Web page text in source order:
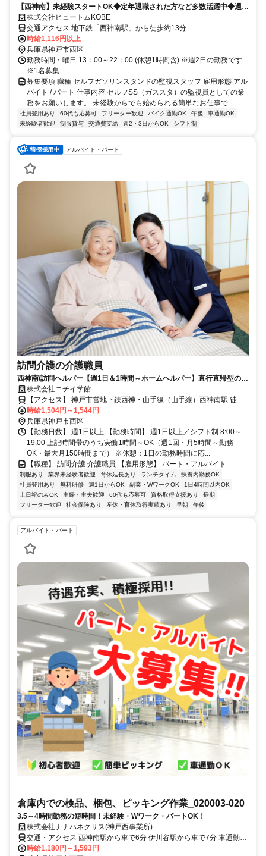
【西神南】未経験スタートOK◆定年退職された方など多数活躍中◆週2
日の勤務◆副業も◎
株式会社ヒュートムKOBE
交通アクセス 地下鉄「西神南駅」から徒歩約13分
時給1,116円以上
兵庫県神戸市西区
勤務時間・曜日 13：00～22：00 (休憩1時間含) ※週2日の勤務です
※1名募集
募集要項 職種 セルフガソリンスタンドの監視スタッフ 雇用形態 アル
バイト / パート 仕事内容 セルフSS（ガススタ）の監視員としての業
務をお願いします。 未経験からでも始められる簡単なお仕事で...
社員登用あり 60代も応募可 フリーター歓迎 バイク通勤OK 午後
車通勤OK
未経験者歓迎
制服貸与 交通費支給 週2・3日からOK シフト制
アルバイト・パート
訪問介護の介護職員
西神南/訪問ヘルパー【週1日＆1時間～ホームヘルパー】直行直帰型のお
仕事♪空いてる時間を活用して働きませんか？
株式会社ニチイ学館
【アクセス】 神戸市営地下鉄西神・山手線（山手線）西神南駅 徒歩2
分 ■住 所 兵庫県 神戸市西区 井吹台東町1-1-1西神南ｾﾝﾀｰﾋﾞﾙ3F ■アク
セス 神戸市営地下鉄西神・山手線（山手線）西神南駅 徒歩2分
時給1,504円～1,544円
兵庫県神戸市西区
【勤務日数】 週1日以上 【勤務時間】 週1日以上／シフト制 8:00～
19:00 上記時間帯のうち実働1時間～OK（週1回・月5時間～勤務
OK・最大月150時間まで） ※休憩：1日の勤務時間に応...
【職種】 訪問介護 介護職員 【雇用形態】 パート・アルバイト
制服あり 業界未経験者歓迎 育休延長あり ランチタイム
扶養内勤務OK
社員登用あり
無料研修 週1日からOK 副業・WワークOK
1日4時間以内OK
土日祝のみOK
主婦・主夫歓迎 60代も応募可 資格取得支援あり
長期
フリーター歓迎
社会保険あり 産休・育休取得実績あり 早朝 午後
アルバイト・パート
倉庫内での検品、梱包、ピッキング作業_020003-020
3.5～4時間勤務の短時間！未経験・Wワーク・パートOK！
株式会社ナナハネクサス(神戸西事業所)
交通・アクセス 西神南駅から車で6分 伊川谷駅から車で7分 車通勤可
能◎
時給1,180円～1,593円